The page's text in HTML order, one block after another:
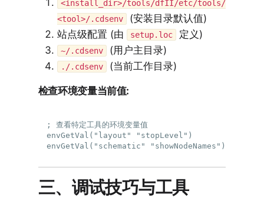
<install_dir>/tools/dfII/etc/tools/
<tool>/.cdsenv
(安装目录默认值)
站点级配置 (由
setup.loc 定义)
~/.cdsenv (用户主目录)
./.cdsenv (当前工作目录)
检查环境变量当前值:
; 查看特定工具的环境变量值
envGetVal("layout" "stopLevel")
三、调试技巧与工具